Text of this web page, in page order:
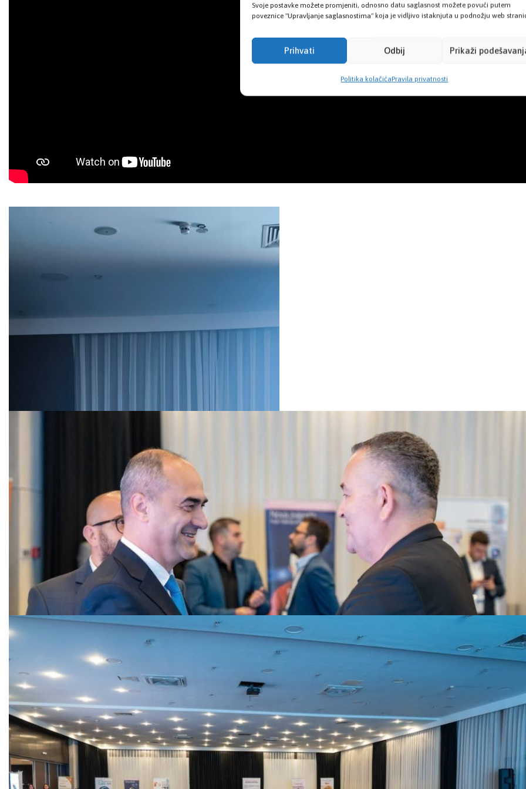
Svoje postavke možete promjeniti, odnosno datu saglasnost možete povući putem
poveznice "Upravljanje saglasnostima" koja je vidljivo istaknjuta u podnožju web
Prihvati Odbij Prikaži
Politika kolačićaPravila privatnosti